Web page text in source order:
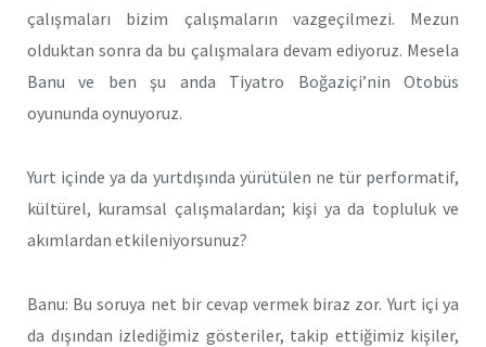
çalışmaları bizim çalışmaların vazgeçilmezi. Mezun
olduktan sonra da bu çalışmalara devam ediyoruz. Mesela
Banu ve ben şu anda Tiyatro Boğaziçi’nin Otobüs
oyununda oynuyoruz.
Yurt içinde ya da yurtdışında yürütülen ne tür performatif,
kültürel, kuramsal çalışmalardan; kişi ya da topluluk ve
akımlardan etkileniyorsunuz?
Banu: Bu soruya net bir cevap vermek biraz zor. Yurt içi ya
da dışından izlediğimiz gösteriler, takip ettiğimiz kişiler,